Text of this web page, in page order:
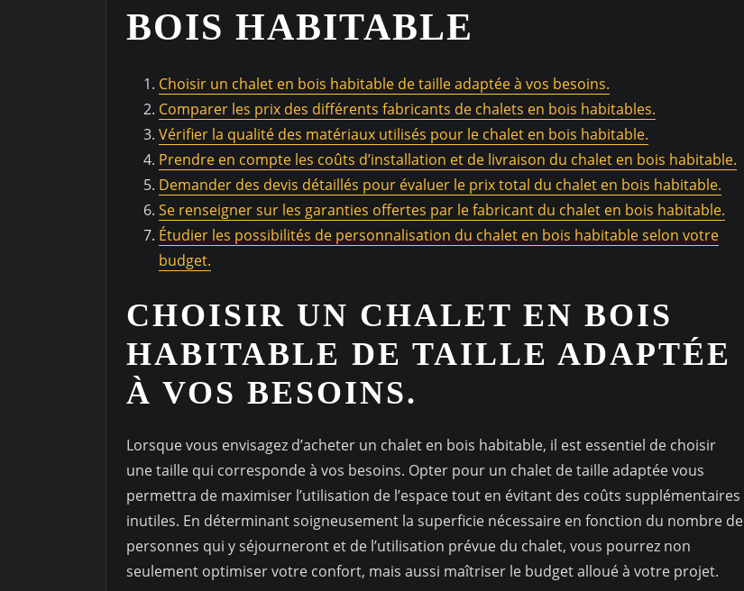
BOIS HABITABLE
Choisir un chalet en bois habitable de taille adaptée à vos besoins.
Comparer les prix des différents fabricants de chalets en bois habitables.
Vérifier la qualité des matériaux utilisés pour le chalet en bois habitable.
Prendre en compte les coûts d’installation et de livraison du chalet en bois habitable.
Demander des devis détaillés pour évaluer le prix total du chalet en bois habitable.
Se renseigner sur les garanties offertes par le fabricant du chalet en bois habitable.
Étudier les possibilités de personnalisation du chalet en bois habitable selon votre
budget.
CHOISIR UN CHALET EN BOIS
HABITABLE DE TAILLE ADAPTÉE
À VOS BESOINS.
Lorsque vous envisagez d’acheter un chalet en bois habitable, il est essentiel de choisir
une taille qui corresponde à vos besoins. Opter pour un chalet de taille adaptée vous
permettra de maximiser l’utilisation de l’espace tout en évitant des coûts supplémentaires
inutiles. En déterminant soigneusement la superficie nécessaire en fonction du nombre de
personnes qui y séjourneront et de l’utilisation prévue du chalet, vous pourrez non
seulement optimiser votre confort, mais aussi maîtriser le budget alloué à votre projet.